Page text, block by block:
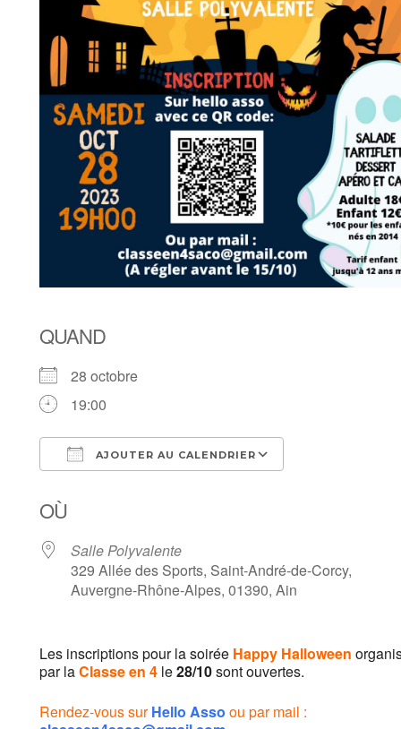
QUAND
28 octobre
19:00
AJOUTER AU CALENDRIER
OÙ
Salle Polyvalente
329 Allée des Sports, Saint-André-de-Corcy,
Auvergne-Rhône-Alpes, 01390, Ain
Les inscriptions pour la soirée Happy Halloween
par laClasse en 4 le28/10sont ouvertes.
Rendez-vous surHello Asso ou par mail :